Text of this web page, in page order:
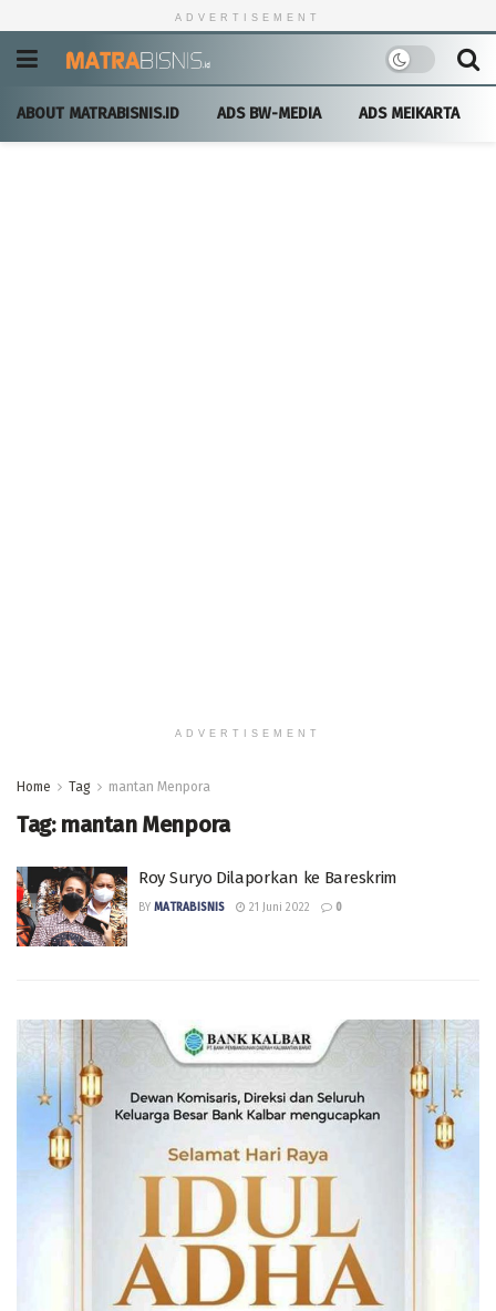
ADVERTISEMENT
ABOUT MATRABISNIS.ID ADS BW-MEDIA ADS MEIKARTA
ADVERTISEMENT
Home Tag mantan Menpora
Tag: mantan Menpora
Roy Suryo Dilaporkan ke Bareskrim
BY MATRABISNIS 21 Juni 2022 0